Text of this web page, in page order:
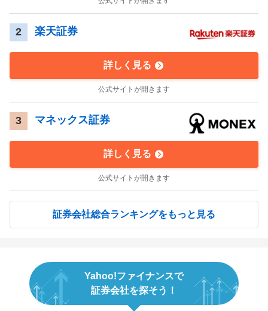
2 楽天証券
詳しく見る
公式サイトが開きます
3 マネックス証券
詳しく見る
公式サイトが開きます
証券会社総合ランキングをもっと見る
Yahoo!ファイナンスで
証券会社を探そう！